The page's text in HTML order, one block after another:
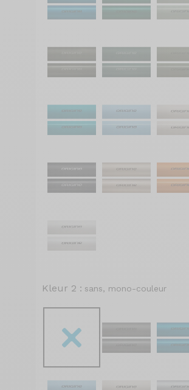
Kleur 2 : sans, mono-couleur